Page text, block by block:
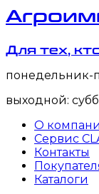
Для тех,
понедельник-
выходной:
О
Сервис
Контакты
Каталоги